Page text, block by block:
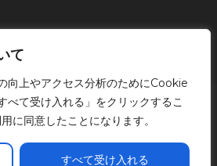
て
向上やアクセス分析のためにCookie
べて受け入れる」をクリックするこ
に同意したことになります。
すべて受け入れる